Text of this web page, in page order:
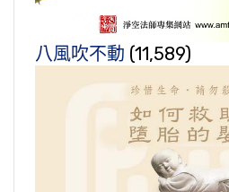
八風吹不動 (11,589)